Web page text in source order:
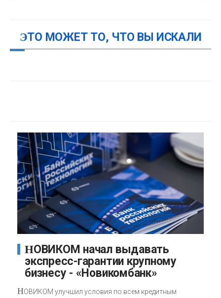
ЭТО МОЖЕТ ТО, ЧТО ВЫ ИСКАЛИ
НОВИКОМ начал выдавать
экспресс-гарантии крупному
бизнесу - «Новикомбанк»
НОВИКОМ улучшил условия по всем кредитным